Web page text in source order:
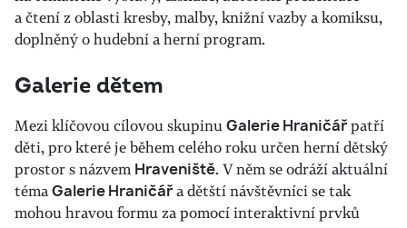
a čtení z oblasti kresby, malby, knižní vazby a komiksu,
doplněný o hudební a herní program.
Galerie dětem
Mezi klíčovou cílovou skupinuGalerie Hraničářpatří
děti, pro které je během celého roku určen herní dětský
prostor s názvem Hraveniště. V něm se odráží aktuální
témaGalerie Hraničářa dětští návštěvníci se tak
mohou hravou formu za pomocí interaktivní prvků